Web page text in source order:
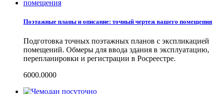
Поэтажные планы и описание: точный чертеж вашего помещения
Подготовка точных поэтажных планов с экспликацией
помещений. Обмеры для ввода здания в эксплуатацию,
перепланировки и регистрации в Росреестре.
6000.0000